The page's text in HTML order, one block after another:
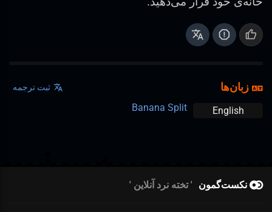
زبان‌ها ثبت ترجمه
English
Banana Split
نکست‌گمون تخته نرد آنلاین